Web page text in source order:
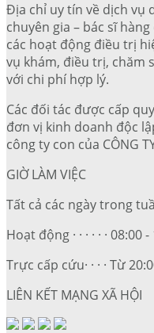
Địa chỉ uy tín về dịch vụ
chuyên gia – bác sĩ
các hoạt động điều trị
vụ khám, điều trị, chăm
với chi phí hợp lý.
Các đối tác được cấp
đơn vị kinh doanh độc
công ty con của CÔNG
GIỜ LÀM VIỆC
Tất cả các ngày trong
Hoạt động · · · · · · 08:00
Trực cấp cứu· · · · Từ
LIÊN KẾT MẠNG XÃ HỘI